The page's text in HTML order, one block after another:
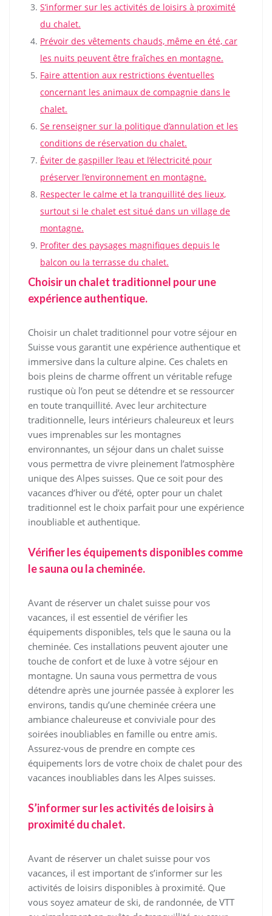
S’informer sur les activités de loisirs à proximité
du chalet.
Prévoir des vêtements chauds, même en été, car
les nuits peuvent être fraîches en montagne.
Faire attention aux restrictions éventuelles
concernant les animaux de compagnie dans le
chalet.
Se renseigner sur la politique d’annulation et les
conditions de réservation du chalet.
Éviter de gaspiller l’eau et l’électricité pour
préserver l’environnement en montagne.
Respecter le calme et la tranquillité des lieux,
surtout si le chalet est situé dans un village de
montagne.
Profiter des paysages magnifiques depuis le
balcon ou la terrasse du chalet.
Choisir un chalet traditionnel pour une
expérience authentique.
Choisir un chalet traditionnel pour votre séjour en
Suisse vous garantit une expérience authentique et
immersive dans la culture alpine. Ces chalets en
bois pleins de charme offrent un véritable refuge
rustique où l’on peut se détendre et se ressourcer
en toute tranquillité. Avec leur architecture
traditionnelle, leurs intérieurs chaleureux et leurs
vues imprenables sur les montagnes
environnantes, un séjour dans un chalet suisse
vous permettra de vivre pleinement l’atmosphère
unique des Alpes suisses. Que ce soit pour des
vacances d’hiver ou d’été, opter pour un chalet
traditionnel est le choix parfait pour une expérience
inoubliable et authentique.
Vérifier les équipements disponibles comme
le sauna ou la cheminée.
Avant de réserver un chalet suisse pour vos
vacances, il est essentiel de vérifier les
équipements disponibles, tels que le sauna ou la
cheminée. Ces installations peuvent ajouter une
touche de confort et de luxe à votre séjour en
montagne. Un sauna vous permettra de vous
détendre après une journée passée à explorer les
environs, tandis qu’une cheminée créera une
ambiance chaleureuse et conviviale pour des
soirées inoubliables en famille ou entre amis.
Assurez-vous de prendre en compte ces
équipements lors de votre choix de chalet pour des
vacances inoubliables dans les Alpes suisses.
S’informer sur les activités de loisirs à
proximité du chalet.
Avant de réserver un chalet suisse pour vos
vacances, il est important de s’informer sur les
activités de loisirs disponibles à proximité. Que
vous soyez amateur de ski, de randonnée, de VTT